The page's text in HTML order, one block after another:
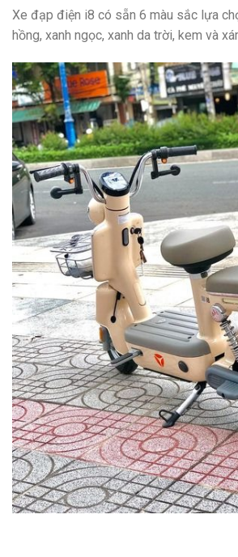
Xe đạp điện i8 có sẵn 6 màu sắc lựa
hồng, xanh ngọc, xanh da trời, kem và